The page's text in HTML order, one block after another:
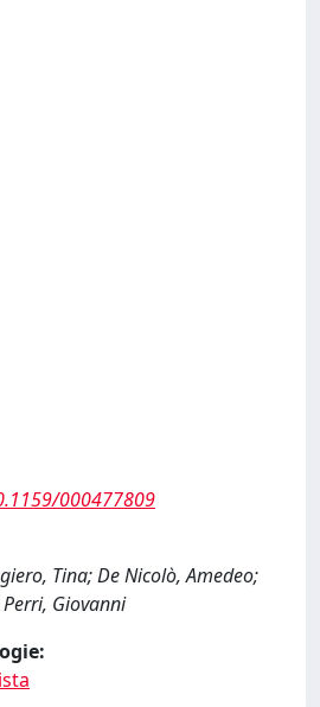
000477809
Tina; De Nicolò, Amedeo;
Giovanni